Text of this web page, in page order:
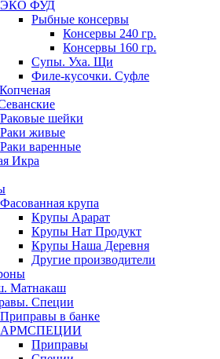
ЭКО ФУД
Рыбные консервы
Консервы 240 гр.
Консервы 160 гр.
Супы. Уха. Щи
Филе-кусочки. Суфле
Раковые шейки
Раки живые
Раки варенные
Икра
Фасованная крупа
Крупы Арарат
Крупы Нат Продукт
Крупы Наша Деревня
Другие производители
Матнакаш
Специи
Приправы в банке
АРМСПЕЦИИ
Приправы